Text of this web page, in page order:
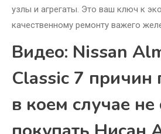
узлы и агрегаты. Это ваш ключ к
качественному ремонту важего
Видео: Nissan
Classic 7 причин
в коем случае не